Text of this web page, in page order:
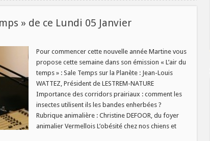
» de ce Lundi 05 Janvier
»
Pour commencer cette nouvelle année Martine vous
propose cette semaine dans son émission « L’air du
temps » : Sale Temps sur la Planète : Jean-Louis
WATTEZ, Président de LESTREM-NATURE
Importance des corridors prairiaux : comment les
insectes utilisent ils les bandes enherbées ?
Rubrique animalière : Christine DEFOOR, du foyer
animalier Vermellois L’obésité chez nos chiens et